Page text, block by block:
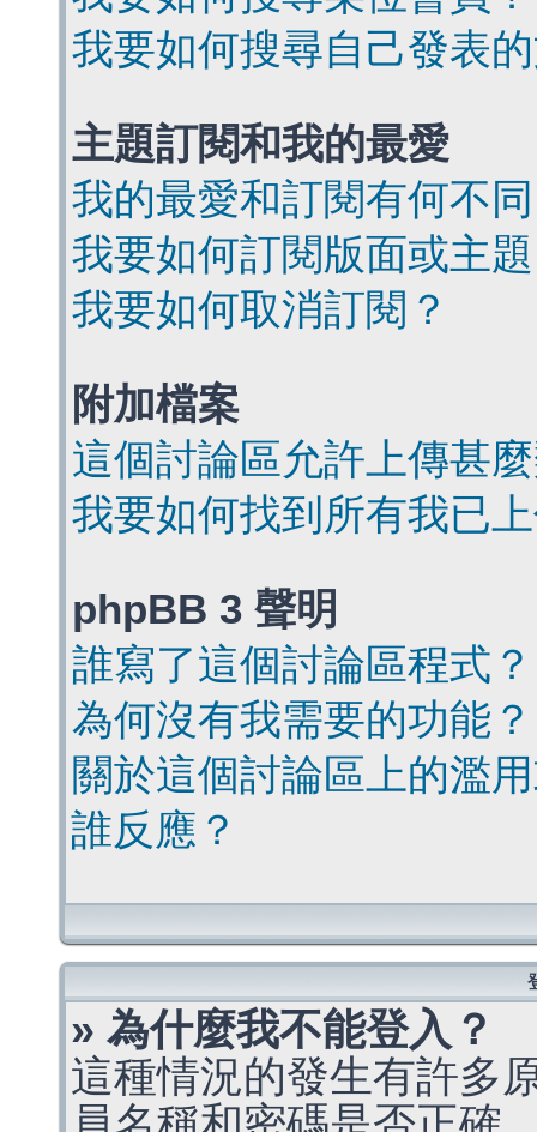
我要如何搜尋自己發表
主題訂閱和我的最愛
我的最愛和訂閱有何不
我要如何訂閱版面或主
我要如何取消訂閱？
附加檔案
這個討論區允許上傳甚
我要如何找到所有我已
phpBB 3 聲明
誰寫了這個討論區程式？
為何沒有我需要的功能？
關於這個討論區上的濫
誰反應？
» 為什麼我不能登入？
這種情況的發生有許多